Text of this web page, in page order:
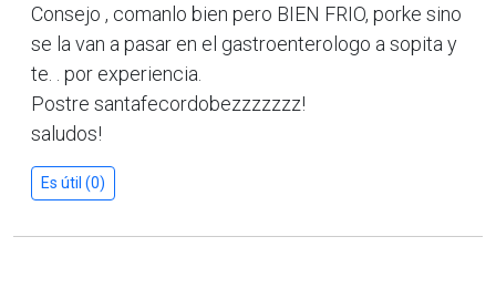
Consejo , comanlo bien pero BIEN FRIO, porke sino
se la van a pasar en el gastroenterologo a sopita y
te. . por experiencia.
Postre santafecordobezzzzzzz!
saludos!
Es útil (0)